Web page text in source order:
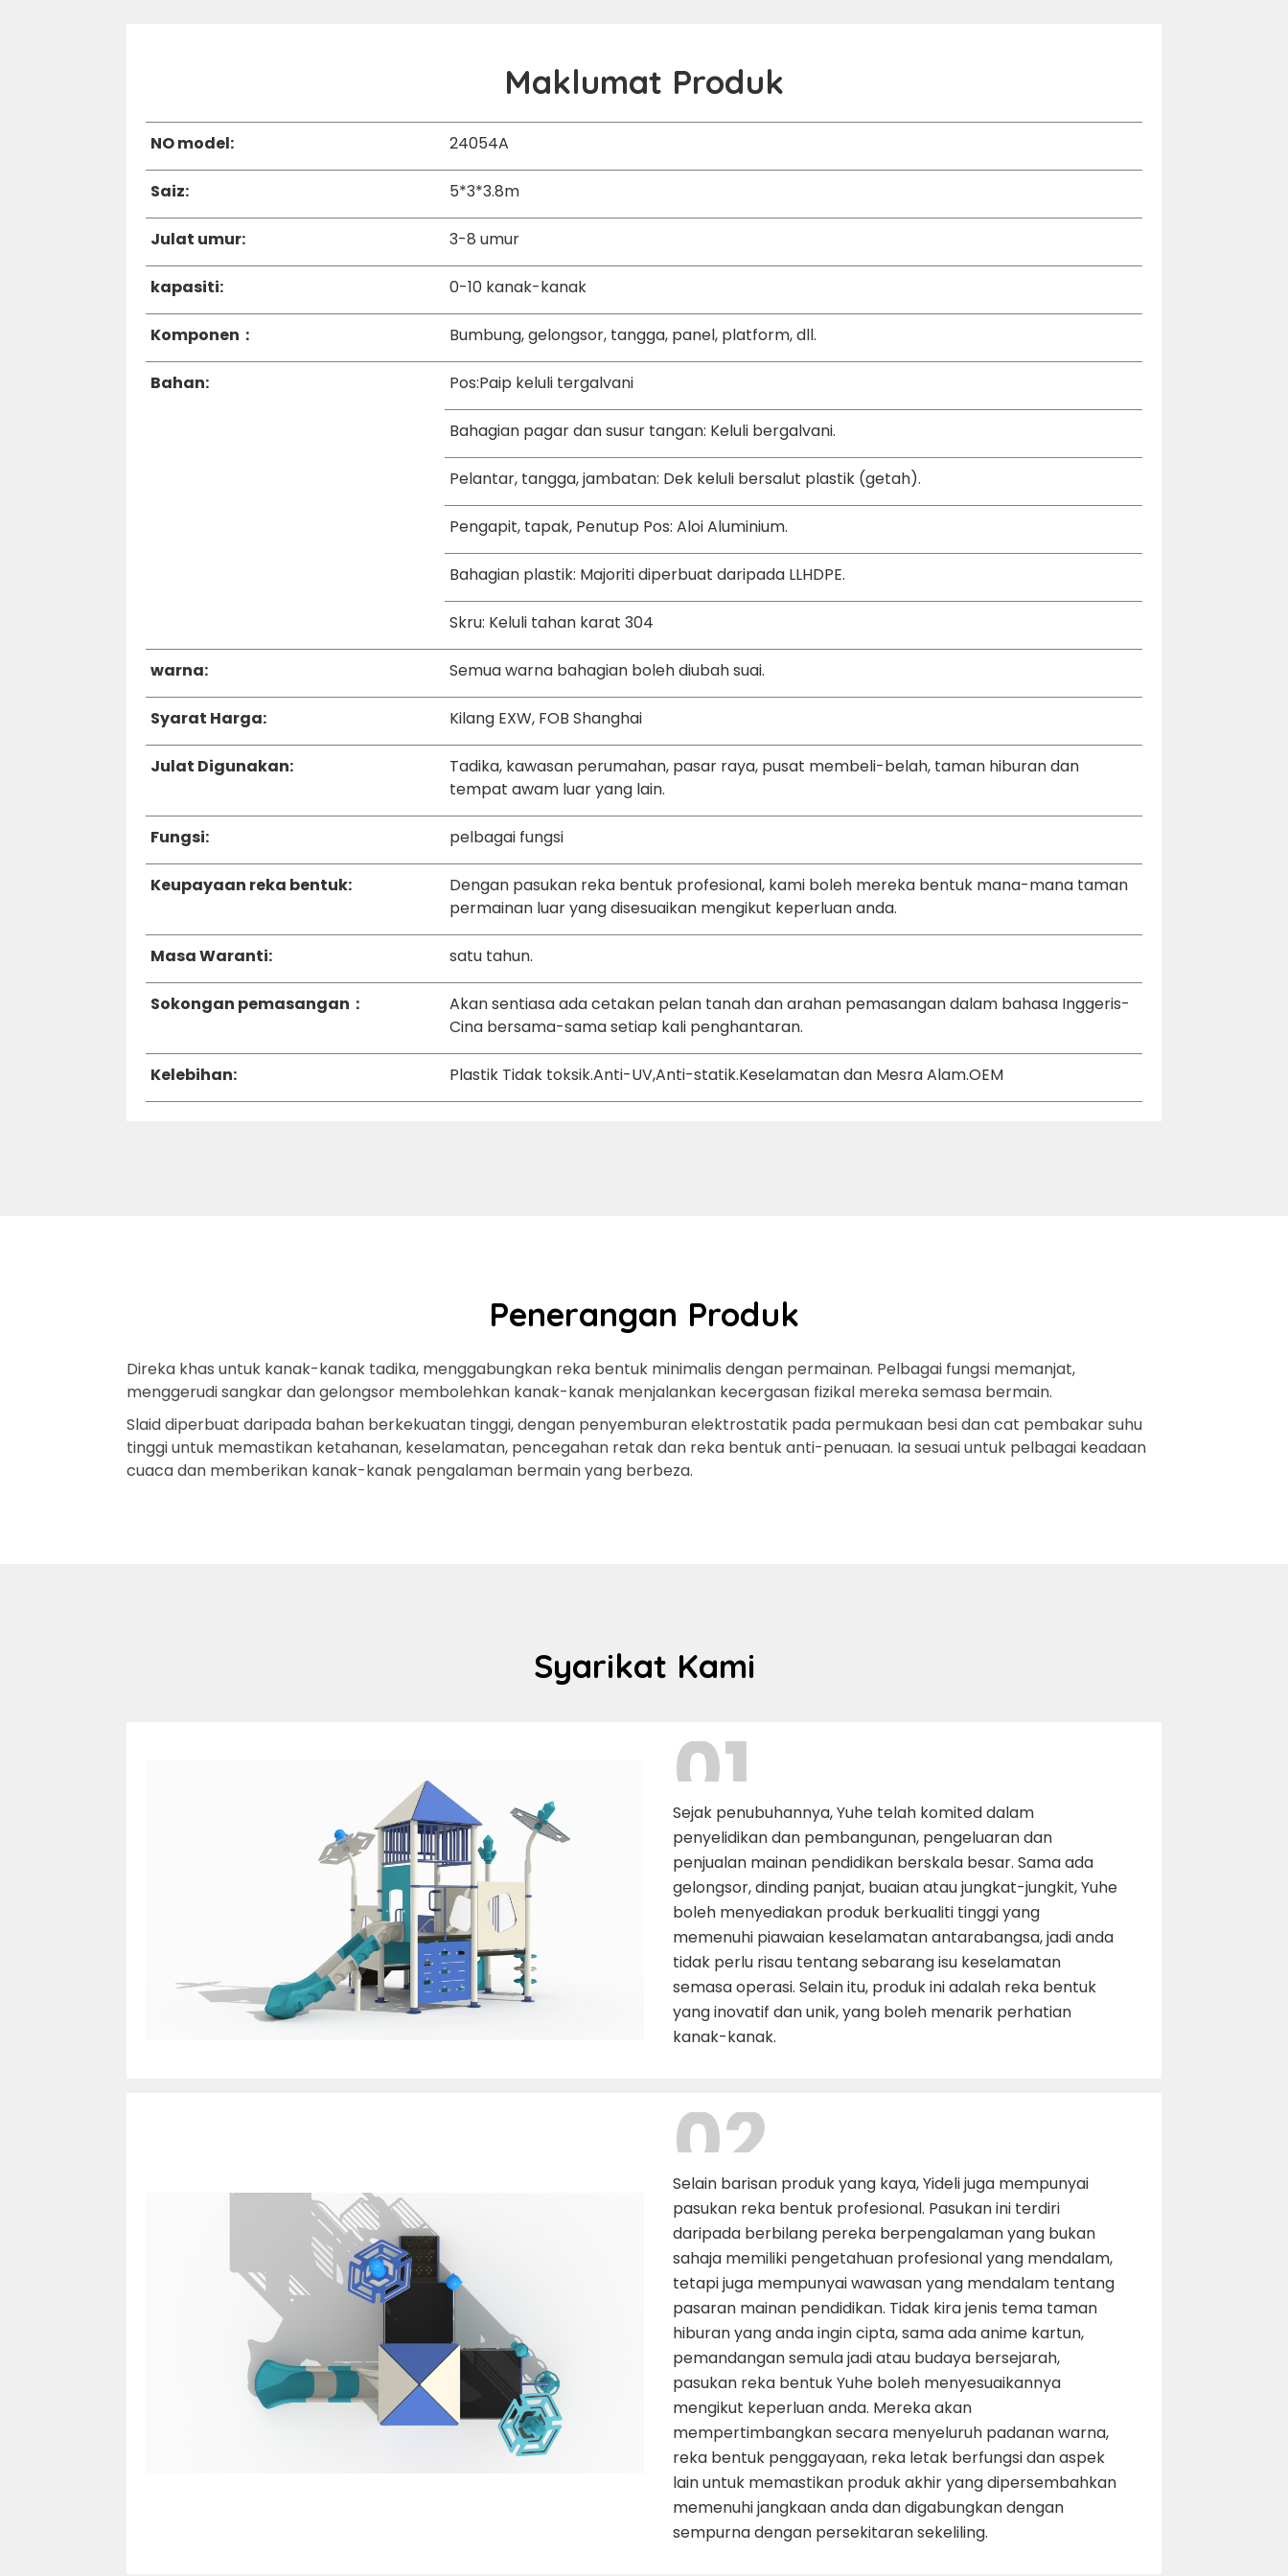
Maklumat Produk
NO model: 24054A
Saiz: 5*3*3.8m
Julat umur: 3-8 umur
kapasiti: 0-10 kanak-kanak
Komponen： Bumbung, gelongsor, tangga, panel, platform, dll.
Bahan: Pos:Paip keluli tergalvani
Bahagian pagar dan susur tangan: Keluli bergalvani.
Pelantar, tangga, jambatan: Dek keluli bersalut plastik (getah).
Pengapit, tapak, Penutup Pos: Aloi Aluminium.
Bahagian plastik: Majoriti diperbuat daripada LLHDPE.
Skru: Keluli tahan karat 304
warna: Semua warna bahagian boleh diubah suai.
Syarat Harga: Kilang EXW, FOB Shanghai
Julat Digunakan:
Tadika, kawasan perumahan, pasar raya, pusat membeli-belah, taman hiburan dan
tempat awam luar yang lain.
Fungsi: pelbagai fungsi
Keupayaan reka bentuk:
Dengan pasukan reka bentuk profesional, kami boleh mereka bentuk mana-mana taman
permainan luar yang disesuaikan mengikut keperluan anda.
Masa Waranti: satu tahun.
Sokongan pemasangan：
Akan sentiasa ada cetakan pelan tanah dan arahan pemasangan dalam bahasa Inggeris-
Cina bersama-sama setiap kali penghantaran.
Kelebihan: Plastik Tidak toksik.Anti-UV,Anti-statik.Keselamatan dan Mesra Alam.OEM
Penerangan Produk
Direka khas untuk kanak-kanak tadika, menggabungkan reka bentuk minimalis dengan permainan. Pelbagai fungsi memanjat,
menggerudi sangkar dan gelongsor membolehkan kanak-kanak menjalankan kecergasan fizikal mereka semasa bermain.
Slaid diperbuat daripada bahan berkekuatan tinggi, dengan penyemburan elektrostatik pada permukaan besi dan cat pembakar suhu
tinggi untuk memastikan ketahanan, keselamatan, pencegahan retak dan reka bentuk anti-penuaan. Ia sesuai untuk pelbagai keadaan
cuaca dan memberikan kanak-kanak pengalaman bermain yang berbeza.
Syarikat Kami
01
Sejak penubuhannya, Yuhe telah komited dalam
penyelidikan dan pembangunan, pengeluaran dan
penjualan mainan pendidikan berskala besar. Sama ada
gelongsor, dinding panjat, buaian atau jungkat-jungkit, Yuhe
boleh menyediakan produk berkualiti tinggi yang
memenuhi piawaian keselamatan antarabangsa, jadi anda
tidak perlu risau tentang sebarang isu keselamatan
semasa operasi. Selain itu, produk ini adalah reka bentuk
yang inovatif dan unik, yang boleh menarik perhatian
kanak-kanak.
02
Selain barisan produk yang kaya, Yideli juga mempunyai
pasukan reka bentuk profesional. Pasukan ini terdiri
daripada berbilang pereka berpengalaman yang bukan
sahaja memiliki pengetahuan profesional yang mendalam,
tetapi juga mempunyai wawasan yang mendalam tentang
pasaran mainan pendidikan. Tidak kira jenis tema taman
hiburan yang anda ingin cipta, sama ada anime kartun,
pemandangan semula jadi atau budaya bersejarah,
pasukan reka bentuk Yuhe boleh menyesuaikannya
mengikut keperluan anda. Mereka akan
mempertimbangkan secara menyeluruh padanan warna,
reka bentuk penggayaan, reka letak berfungsi dan aspek
lain untuk memastikan produk akhir yang dipersembahkan
memenuhi jangkaan anda dan digabungkan dengan
sempurna dengan persekitaran sekeliling.